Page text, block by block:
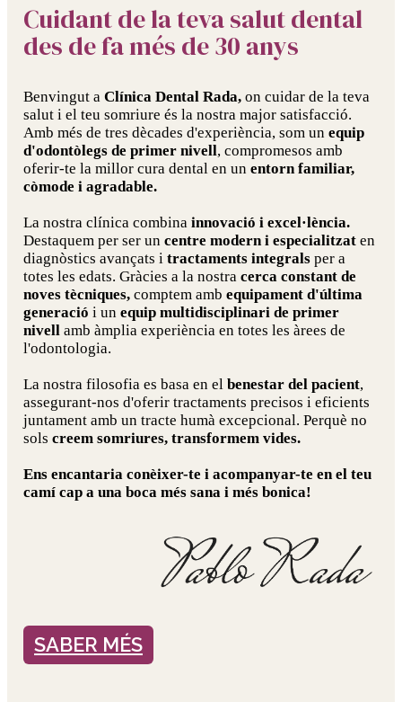
Cuidant de la teva salut dental
des de fa més de 30 anys
Benvingut a Clínica Dental Rada, on cuidar de la teva
salut i el teu somriure és la nostra major satisfacció.
Amb més de tres dècades d'experiència, som un equip
d'odontòlegs de primer nivell, compromesos amb
oferir-te la millor cura dental en un entorn familiar,
còmode i agradable.
La nostra clínica combina innovació i excel·lència.
Destaquem per ser un centre modern i especialitzat en
diagnòstics avançats i tractaments integrals per a
totes les edats. Gràcies a la nostra cerca constant de
noves tècniques, comptem amb equipament d'última
generació i un equip multidisciplinari de primer
nivell amb àmplia experiència en totes les àrees de
l'odontologia.
La nostra filosofia es basa en el benestar del pacient,
assegurant-nos d'oferir tractaments precisos i eficients
juntament amb un tracte humà excepcional. Perquè no
sols creem somriures, transformem vides.
Ens encantaria conèixer-te i acompanyar-te en el teu
camí cap a una boca més sana i més bonica!
SABER MÉS